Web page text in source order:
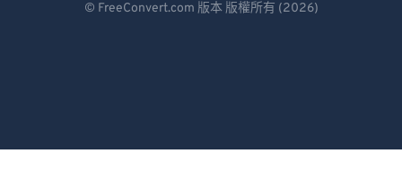
© FreeConvert.com 版本 版權所有 (2026)